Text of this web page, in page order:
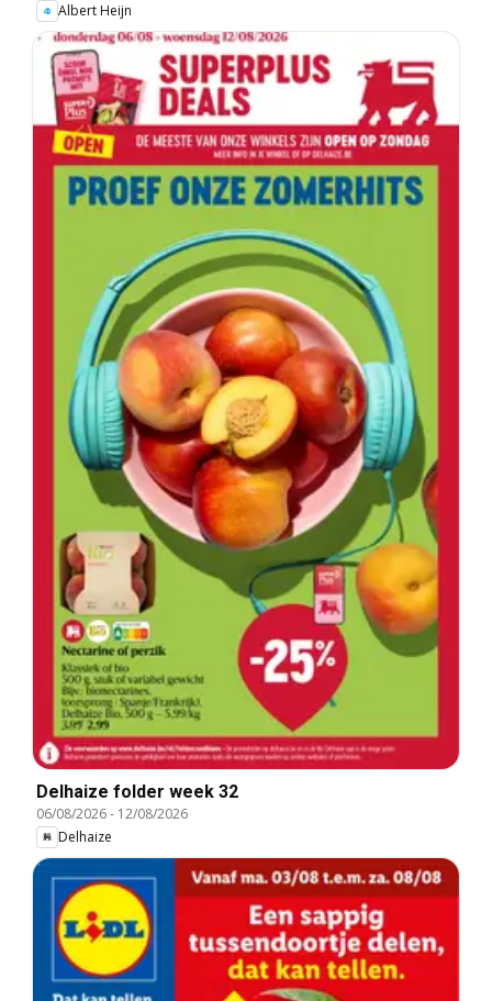
Albert Heijn
Delhaize folder week 32
06/08/2026- 12/08/2026
Delhaize